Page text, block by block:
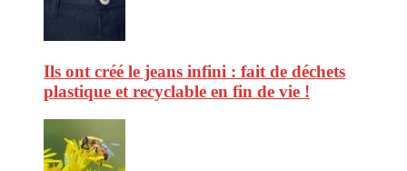
Ils ont créé le jeans infini : fait de déchets
plastique et recyclable en fin de vie !